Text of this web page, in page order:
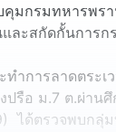
มกรมทหารพรา
และสกัดกั้นการ
ำการลาดตระเ
ปรือ ม.7 ต.ผ่าน
ได้ตรวจพบกลุ่